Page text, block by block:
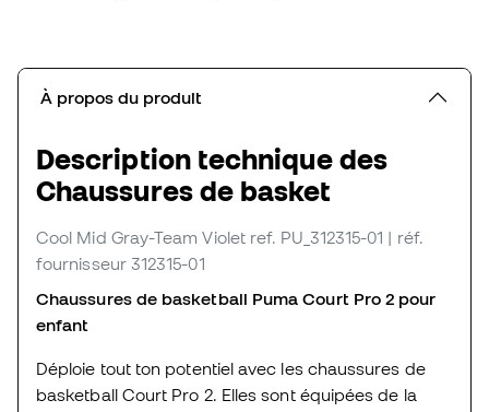
À propos du produit
Description technique des
Chaussures de basket
Cool Mid Gray-Team Violet ref. PU_312315-01 | réf.
fournisseur 312315-01
Chaussures de basketball Puma Court Pro 2 pour
enfant
Déploie tout ton potentiel avec les chaussures de
basketball Court Pro 2. Elles sont équipées de la